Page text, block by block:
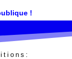
!